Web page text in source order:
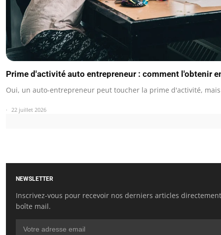
Prime d'activité auto entrepreneur : comment l'obtenir
Oui, un auto-entrepreneur peut toucher la prime d'activité,
22 juillet 2026
NEWSLETTER
Inscrivez-vous pour recevoir nos derniers articles
boîte mail.